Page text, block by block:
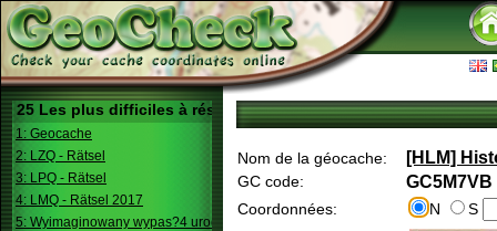
25 Les plus difficiles à résoudre
1: Geocache
2: LZQ - Rätsel
3: LPQ - Rätsel
4: LMQ - Rätsel 2017
5: Wyimaginowany wypas?4 urodziny
Nom de la géocache: [HLM]
GC code: GC5M7VB
Coordonnées: N S